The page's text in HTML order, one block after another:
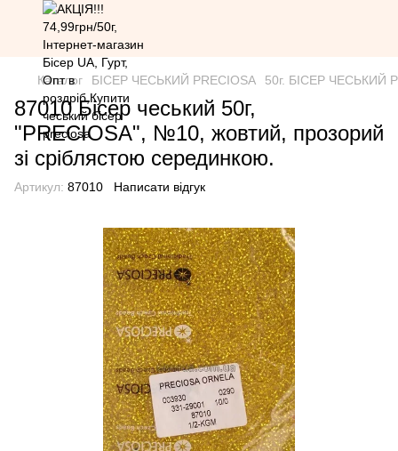
Каталог БІСЕР ЧЕСЬКИЙ PRECIOSA 50г. БІСЕР ЧЕСЬКИЙ
87010 Бісер чеський 50г,
"PRECIOSA", №10, жовтий, прозорий
зі сріблястою серединкою.
Артикул: 87010 Написати відгук